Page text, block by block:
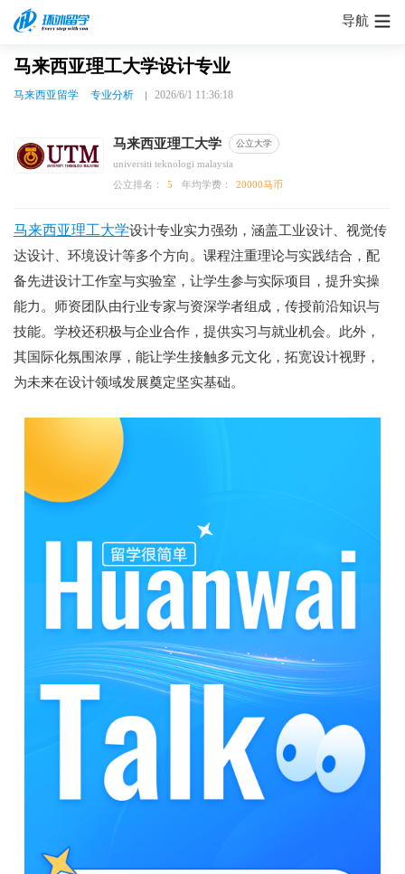
导航
马来西亚理工大学设计专业
马来西亚留学 专业分析 2026/6/1 11:36:18
马来西亚理工大学 公立大学
universiti teknologi malaysia
公立排名：
5 年均学费： 20000马币
马来西亚理工大学设计专业实力强劲，涵盖工业设计、视觉传
达设计、环境设计等多个方向。课程注重理论与实践结合，配
备先进设计工作室与实验室，让学生参与实际项目，提升实操
能力。师资团队由行业专家与资深学者组成，传授前沿知识与
技能。学校还积极与企业合作，提供实习与就业机会。此外，
其国际化氛围浓厚，能让学生接触多元文化，拓宽设计视野，
为未来在设计领域发展奠定坚实基础。